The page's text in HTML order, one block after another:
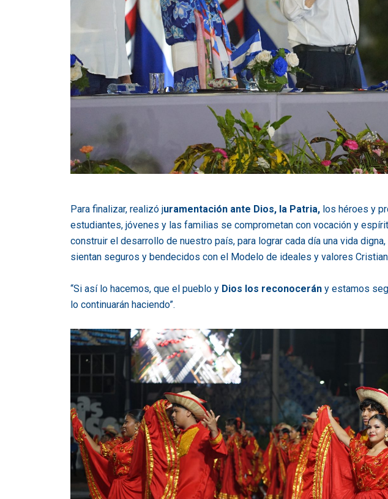
Para finalizar, realizó juramentación ante Dios, la Patria, los héroes y
estudiantes, jóvenes y las familias se comprometan con vocación y
construir el desarrollo de nuestro país, para lograr cada día una vida
sientan seguros y bendecidos con el Modelo de ideales y valores
“Si así lo hacemos, que el pueblo y Dios los reconocerán y estamos
lo continuarán haciendo”.